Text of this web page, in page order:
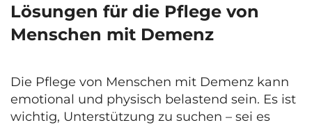
Lösungen für die Pflege von
Menschen mit Demenz
Die Pflege von Menschen mit Demenz kann
emotional und physisch belastend sein. Es ist
wichtig, Unterstützung zu suchen – sei es